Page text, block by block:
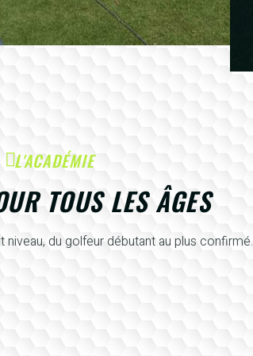
L'ACADÉMIE
TOUS LES ÂGES
du golfeur débutant au plus confirmé.